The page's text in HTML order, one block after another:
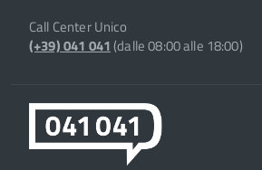
Call Center Unico
(+39) 041 041(dalle 08:00 alle 18:00)